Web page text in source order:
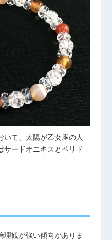
いて、太陽が乙女座の人
サードオニキスとペリド
理観が強い傾向がありま